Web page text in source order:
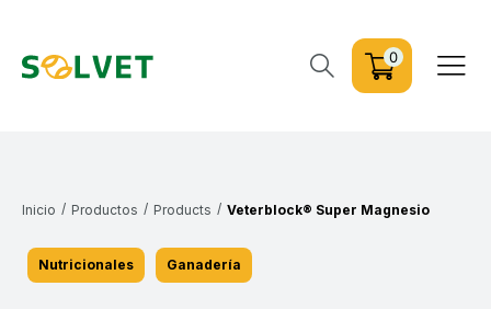
0
Inicio / Productos / Products / Veterblock® Super Magnesio
Nutricionales Ganadería